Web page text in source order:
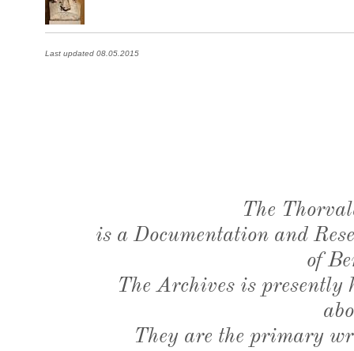
Last updated 08.05.2015
The
is a Documentation and
of
The Archives is presently
They are the primary